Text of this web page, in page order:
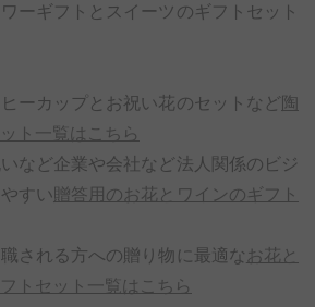
ーギフトとスイーツのギフトセット
ーカップとお祝い花のセットなど 陶
ト一覧はこちら
など企業や会社など法人関係のビジ
すい 贈答用のお花とワインのギフト
される方への贈り物に最適な お花と
トセット一覧はこちら